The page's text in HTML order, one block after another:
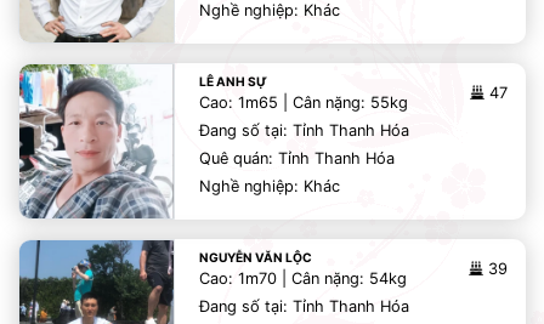
Nghề nghiệp: Khác
LÊ ANH SỰ
47
Cao: 1m65 | Cân nặng: 55kg
Đang số tại: Tỉnh Thanh Hóa
Quê quán: Tỉnh Thanh Hóa
Nghề nghiệp: Khác
NGUYỄN VĂN LỘC
39
Cao: 1m70 | Cân nặng: 54kg
Đang số tại: Tỉnh Thanh Hóa